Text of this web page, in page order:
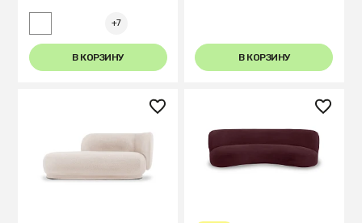
+7
В КОРЗИНУ В КОРЗИНУ